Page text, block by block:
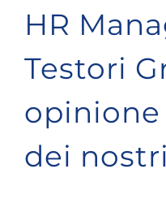
HR
Testori
dei